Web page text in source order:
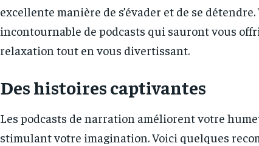
excellente manière de s’évader et de se
incontournable de podcasts qui sauront vous
relaxation tout en vous divertissant.
Des histoires captivantes
Les podcasts de narration améliorent votre
stimulant votre imagination. Voici quelques